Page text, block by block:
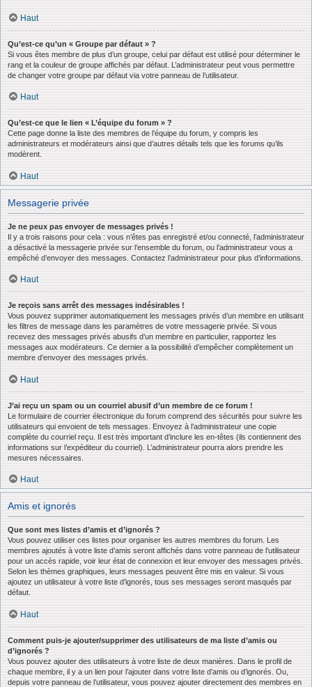
Haut
Qu’est-ce qu’un « Groupe par défaut » ?
Si vous êtes membre de plus d’un groupe, celui par défaut est utilisé pour déterminer le
rang et la couleur de groupe affichés par défaut. L’administrateur peut vous permettre
de changer votre groupe par défaut via votre panneau de l’utilisateur.
Haut
Qu’est-ce que le lien « L’équipe du forum » ?
Cette page donne la liste des membres de l’équipe du forum, y compris les
administrateurs et modérateurs ainsi que d’autres détails tels que les forums qu’ils
modèrent.
Haut
Messagerie privée
Je ne peux pas envoyer de messages privés !
Il y a trois raisons pour cela : vous n’êtes pas enregistré et/ou connecté, l’administrateur
a désactivé la messagerie privée sur l’ensemble du forum, ou l’administrateur vous a
empêché d’envoyer des messages. Contactez l’administrateur pour plus d’informations.
Haut
Je reçois sans arrêt des messages indésirables !
Vous pouvez supprimer automatiquement les messages privés d’un membre en utilisant
les filtres de message dans les paramètres de votre messagerie privée. Si vous
recevez des messages privés abusifs d’un membre en particulier, rapportez les
messages aux modérateurs. Ce dernier a la possibilité d’empêcher complètement un
membre d’envoyer des messages privés.
Haut
J’ai reçu un spam ou un courriel abusif d’un membre de ce forum !
Le formulaire de courrier électronique du forum comprend des sécurités pour suivre les
utilisateurs qui envoient de tels messages. Envoyez à l’administrateur une copie
complète du courriel reçu. Il est très important d’inclure les en-têtes (ils contiennent des
informations sur l’expéditeur du courriel). L’administrateur pourra alors prendre les
mesures nécessaires.
Haut
Amis et ignorés
Que sont mes listes d’amis et d’ignorés ?
Vous pouvez utiliser ces listes pour organiser les autres membres du forum. Les
membres ajoutés à votre liste d’amis seront affichés dans votre panneau de l’utilisateur
pour un accès rapide, voir leur état de connexion et leur envoyer des messages privés.
Selon les thèmes graphiques, leurs messages peuvent être mis en valeur. Si vous
ajoutez un utilisateur à votre liste d’ignorés, tous ses messages seront masqués par
défaut.
Haut
Comment puis-je ajouter/supprimer des utilisateurs de ma liste d’amis ou
d’ignorés ?
Vous pouvez ajouter des utilisateurs à votre liste de deux manières. Dans le profil de
chaque membre, il y a un lien pour l’ajouter dans votre liste d’amis ou d’ignorés. Ou,
depuis votre panneau de l’utilisateur, vous pouvez ajouter directement des membres en